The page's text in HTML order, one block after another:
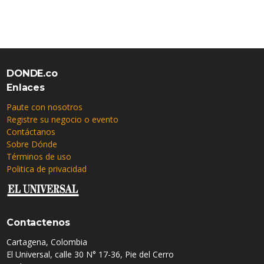
DONDE.co
Enlaces
Paute con nosotros
Registre su negocio o evento
Contáctanos
Sobre Dónde
Términos de uso
Politica de privacidad
Contactenos
Cartagena, Colombia
El Universal, calle 30 N° 17-36, Pie del Cerro